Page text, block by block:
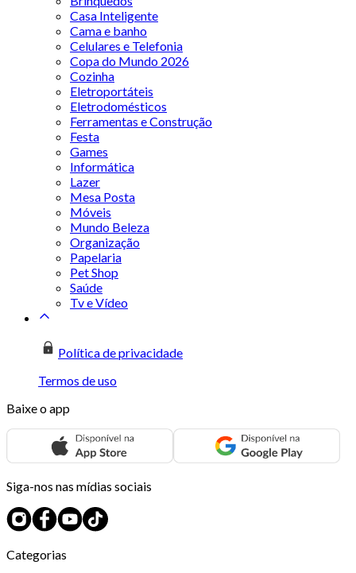
Casa Inteligente
Cama e banho
Celulares e Telefonia
Copa do Mundo 2026
Cozinha
Eletroportáteis
Eletrodomésticos
Ferramentas e Construção
Festa
Games
Informática
Lazer
Mesa Posta
Móveis
Mundo Beleza
Organização
Papelaria
Pet Shop
Saúde
Tv e Vídeo
Política de privacidade
Termos de uso
Baixe o app
Siga-nos nas mídias sociais
Categorias